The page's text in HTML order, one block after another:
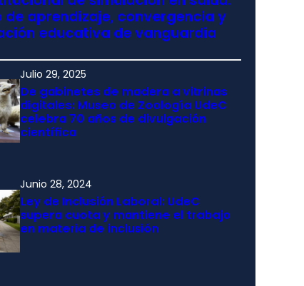
de aprendizaje, convergencia y
educativa de vanguardia
Julio 29, 2025
De gabinetes de madera a vitrinas
digitales: Museo de Zoología UdeC
celebra 70 años de divulgación
científica
Junio 28, 2024
Ley de Inclusión Laboral: UdeC
supera cuota y mantiene el trabajo
en materia de inclusión